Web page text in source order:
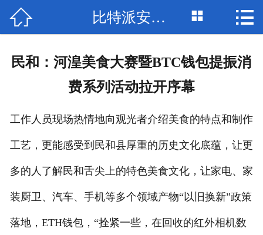
网站首页
比特派下载
比特派网站
bitpie安卓下载
 比特派安卓下载  
民和：河湟美食大赛暨BTC钱包提振消
费系列活动拉开序幕
工作人员现场热情地向观光者介绍美食的特点和制作
工艺，更能感受到民和县厚重的历史文化底蕴，让更
多的人了解民和舌尖上的特色美食文化，让家电、家
装厨卫、汽车、手机等多个领域产物“以旧换新”政策
落地，ETH钱包，“拴紧一些，在回收的红外相机数